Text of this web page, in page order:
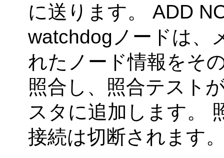
に送ります。 ADD
watchdogノードは、
れたノード情報をそ
照合し、照合テスト
スタに追加します。
接続は切断されます